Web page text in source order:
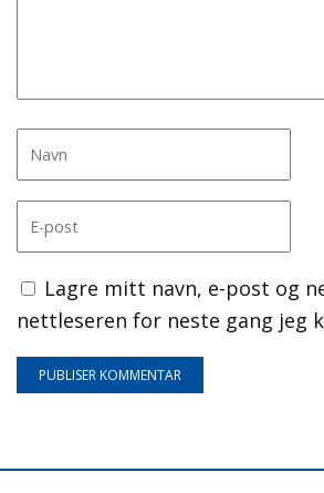
Lagre mitt navn, e-post og
nettleseren for neste gang jeg